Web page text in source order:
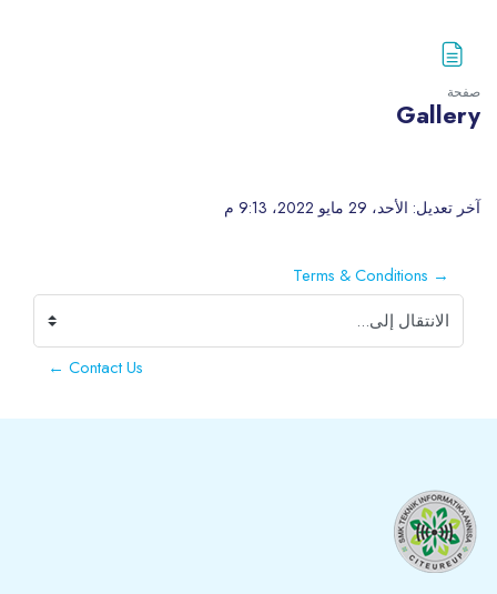
صفحة
Gallery
آخر تعديل: الأحد، 29 مايو 2022، 9:13 م
→ Terms & Conditions
الانتقال إلى...
Contact Us ←